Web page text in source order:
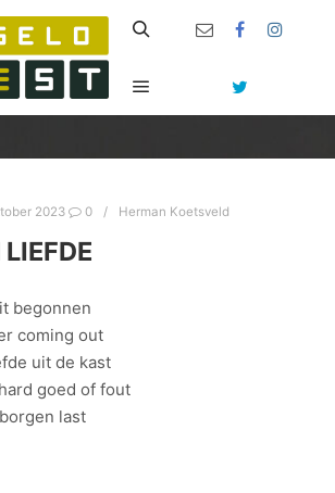
Hoofdmenu
2023 0 Herman Koetsveld
begonnen
coming out
uit de kast
goed of fout
last